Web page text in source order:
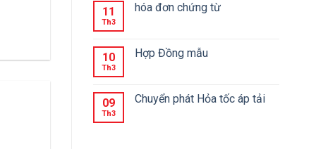
11
Th3
hóa đơn chứng từ
10
Th3
Hợp Đồng mẫu
09
Th3
Chuyển phát Hỏa tốc áp tải